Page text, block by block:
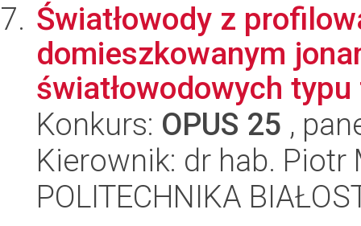
Światłowody z
domieszkowanym
światłowodowych
Konkurs: OPUS 25 ,
Kierownik: dr hab. Piotr
POLITECHNIKA